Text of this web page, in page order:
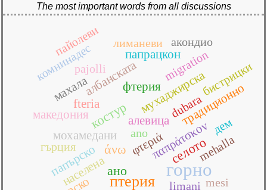
The most important words from all discussions
горно
птерия
άνω
ано
костур
селото
fteria
παπράτσκον
φτεριά
албанската
алевица
македония
махала
мохамедани
мухаджирска
населена
папрацкон
папърско
традиционно
фтерия
ano
dubara
limani
mehalla
mesi
migration
pajolli
акондио
бистрицки
гърция
дем
комнинадес лиманеви
пайолеви